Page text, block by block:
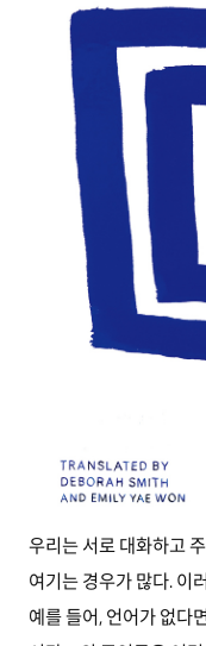
우리는 서로 대화하고
여기는 경우가 많다. 이
예를 들어, 언어가 없다